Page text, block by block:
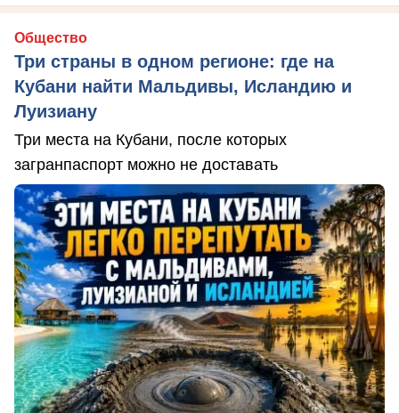
Общество
Три страны в одном регионе: где на
Кубани найти Мальдивы, Исландию и
Луизиану
Три места на Кубани, после которых
загранпаспорт можно не доставать